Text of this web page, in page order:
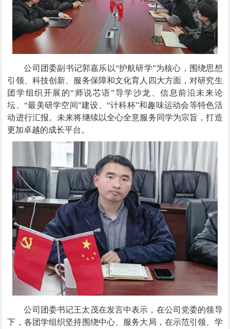
公司团委副书记郭嘉乐以“护航研学”为核心，围绕思想
引领、科技创新、服务保障和文化育人四大方面，对研究生
团学组织开展的“师说芯语”导学沙龙、信息前沿未来论
坛、“最美研学空间”建设、“计科杯”和趣味运动会等特色活
动进行汇报。未来将继续以全心全意服务同学为宗旨，打造
更加卓越的成长平台。
公司团委书记王太茂在发言中表示，在公司党委的领导
下，各团学组织坚持围绕中心、服务大局，在示范引领、学